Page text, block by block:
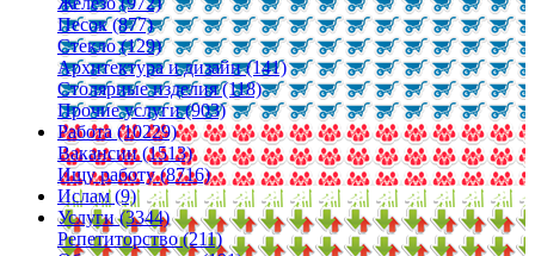
Песок (877)
Стекло (129)
Архитектура и дизайн (141)
Столярные изделия (118)
Прочие услуги (903)
Работа (10229)
Вакансии (1513)
Ищу работу (8716)
Ислам (9)
Услуги (3344)
Репетиторство (211)